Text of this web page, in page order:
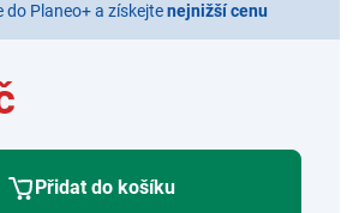
do Planeo+ a získejtenejnižší cenu
Přidat do košíku